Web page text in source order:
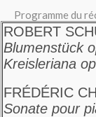
Programme du
ROBERT
Blumenstück
Kreisleriana
FRÉDÉRIC
Sonate pour